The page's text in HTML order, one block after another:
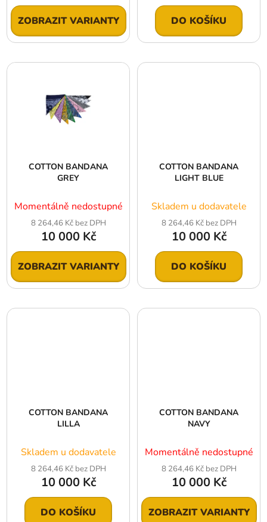
ZOBRAZIT VARIANTY DO KOŠÍKU
COTTON BANDANA
GREY
Momentálně nedostupné
8 264,46 Kč bez DPH
10 000 Kč
ZOBRAZIT VARIANTY
COTTON BANDANA
LIGHT BLUE
Skladem u dodavatele
8 264,46 Kč bez DPH
10 000 Kč
DO KOŠÍKU
COTTON BANDANA
LILLA
Skladem u dodavatele
8 264,46 Kč bez DPH
10 000 Kč
DO KOŠÍKU
COTTON BANDANA
NAVY
Momentálně nedostupné
8 264,46 Kč bez DPH
10 000 Kč
ZOBRAZIT VARIANTY